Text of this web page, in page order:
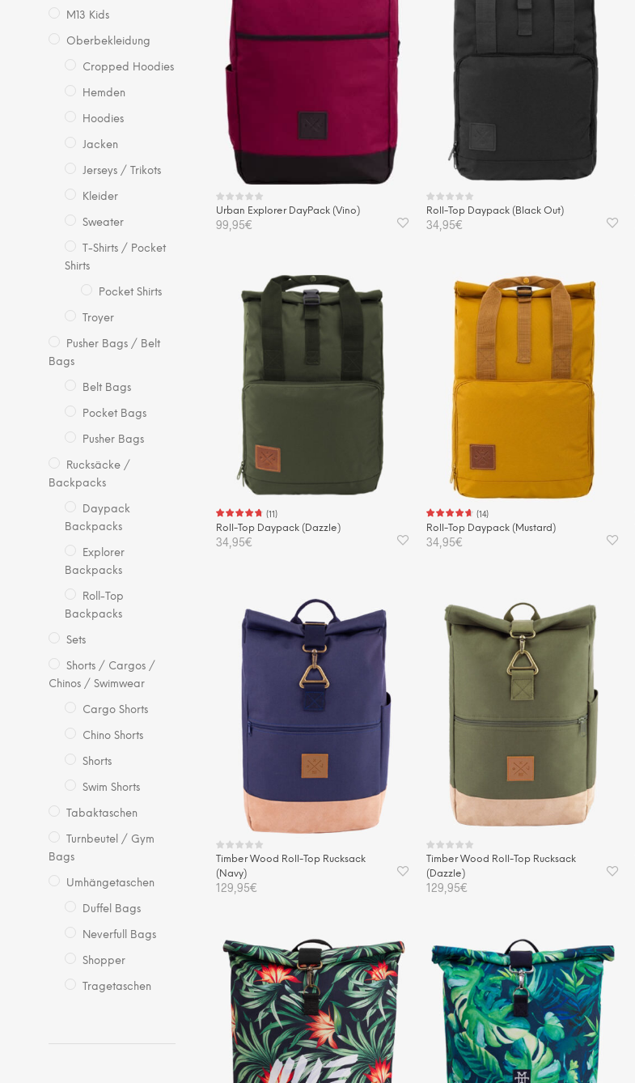
M13 Kids
Oberbekleidung
Cropped Hoodies
Hemden
Hoodies
Jacken
Jerseys / Trikots
Kleider
Sweater
T-Shirts / Pocket
Shirts
Pocket Shirts
Troyer
Pusher Bags / Belt
Bags
Belt Bags
Pocket Bags
Pusher Bags
Rucksäcke /
Backpacks
Daypack
Backpacks
Explorer
Backpacks
Roll-Top
Backpacks
Sets
Shorts / Cargos /
Chinos / Swimwear
Cargo Shorts
Chino Shorts
Shorts
Swim Shorts
Tabaktaschen
Turnbeutel / Gym
Bags
Umhängetaschen
Duffel Bags
Neverfull Bags
Shopper
Tragetaschen
Urban Explorer DayPack (Vino)
99,95€
Roll-Top Daypack (Black Out)
34,95€
(11 )
Roll-Top Daypack (Dazzle)
34,95€
(14)
Roll-Top Daypack (Mustard)
34,95€
Timber Wood Roll-Top Rucksack
(Navy)
129,95€
Timber Wood Roll-Top Rucksack
(Dazzle)
129,95€